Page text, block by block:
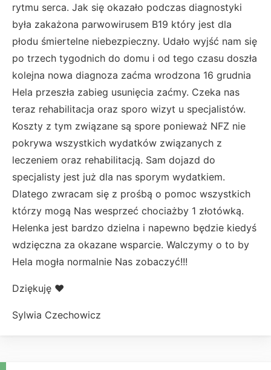
rytmu serca. Jak się okazało podczas diagnostyki
była zakażona parwowirusem B19 który jest dla
płodu śmiertelne niebezpieczny. Udało wyjść nam się
po trzech tygodnich do domu i od tego czasu doszła
kolejna nowa diagnoza zaćma wrodzona 16 grudnia
Hela przeszła zabieg usunięcia zaćmy. Czeka nas
teraz rehabilitacja oraz sporo wizyt u specjalistów.
Koszty z tym związane są spore ponieważ NFZ nie
pokrywa wszystkich wydatków związanych z
leczeniem oraz rehabilitacją. Sam dojazd do
specjalisty jest już dla nas sporym wydatkiem.
Dlatego zwracam się z prośbą o pomoc wszystkich
którzy mogą Nas wesprzeć chociażby 1 złotówką.
Helenka jest bardzo dzielna i napewno będzie kiedyś
wdzięczna za okazane wsparcie. Walczymy o to by
Hela mogła normalnie Nas zobaczyć!!!
Dziękuję ❤️
Sylwia Czechowicz